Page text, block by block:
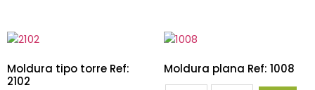
Moldura tipo torre Ref:
2102
Moldura plana Ref: 1008